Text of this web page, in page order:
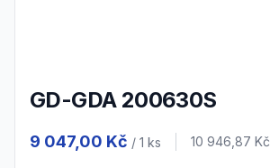
GD-GDA 200630S
9 047,00 Kč / 1 ks Cena s DPH
10 946,87 Kč